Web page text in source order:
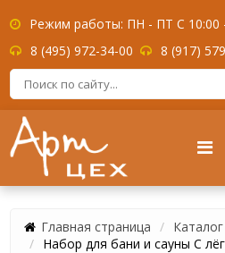
Режим работы: ПН - ПТ С 10:00
8 (495) 972-34-00
8 (917)
Главная страница Каталог
Набор для бани и сауны С